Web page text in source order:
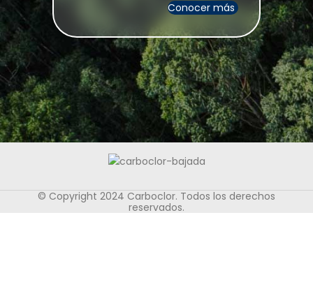
Conocer más
© Copyright 2024 Carboclor. Todos los derechos
reservados.